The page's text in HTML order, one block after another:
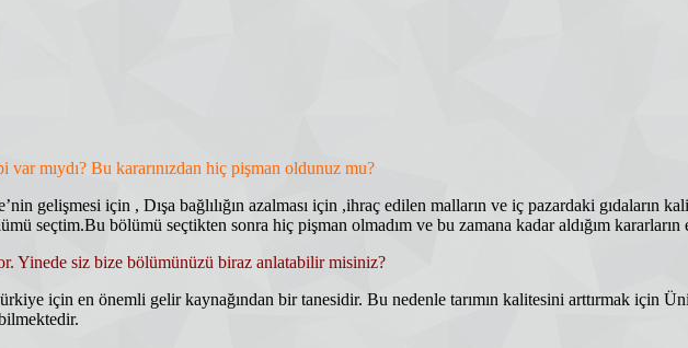
mıydı? Bu kararınızdan hiç pişman oldunuz mu?
gelişmesi için , Dışa bağlılığın azalması için ,ihraç edilen malların ve iç pazardaki gıdaların
seçtim.Bu bölümü seçtikten sonra hiç pişman olmadım ve bu zamana kadar aldığım
Yinede siz bize bölümünüzü biraz anlatabilir misiniz?
için en önemli gelir kaynağından bir tanesidir. Bu nedenle tarımın kalitesini arttırmak için